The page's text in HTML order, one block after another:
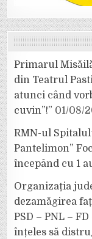
Primarul
din Teatrul
atunci când
cuvin”!” 01/08/
RMN-ul
Pantelimon”
începând cu 1
Organizația
dezamăgirea
PSD – PNL –
înțeles să